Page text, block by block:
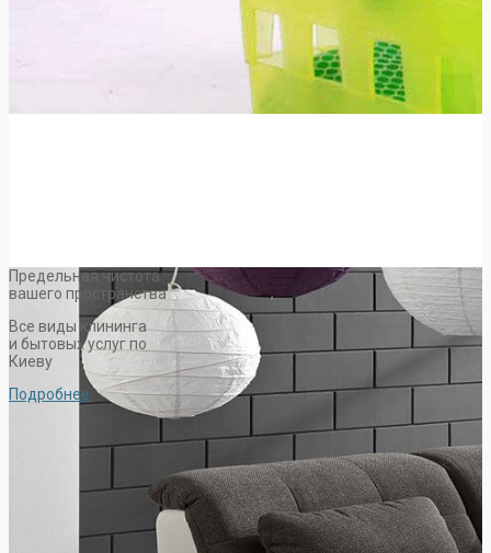
Предельная чистота
вашего пространства
Все виды клининга
и бытовых услуг по
Киеву
Подробнее